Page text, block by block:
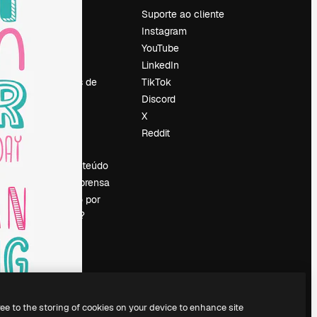
Tendências de
Vender conteúdo
Sala de imprensa
Procurando por
magnific.ai?
Suporte ao cliente
Instagram
YouTube
LinkedIn
TikTok
Discord
X
Reddit
to the storing of cookies on your device to enhance site